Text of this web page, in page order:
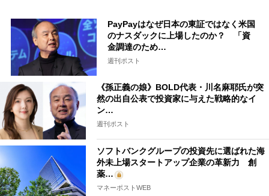
PayPayはなぜ日本の東証ではなく米国
のナスダックに上場したのか？ 「資
金調達のため…
週刊ポスト
《孫正義の娘》BOLD代表・川名麻耶氏が突
然の出自公表で投資家に与えた戦略的なイ
ン…
週刊ポスト
ソフトバンクグループの投資先に選ばれた海
外未上場スタートアップ企業の革新力 創
薬…
マネーポストWEB